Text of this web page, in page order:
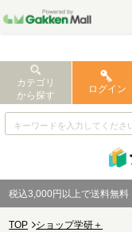
カテゴリ
から探す
ログイン
税込3,000円以上で送料無料
TOP
ショップ学研＋